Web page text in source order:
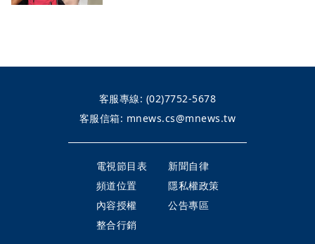
客服專線: (02)7752-5678
客服信箱: mnews.cs@mnews.tw
電視節目表
新聞自律
頻道位置
隱私權政策
內容授權
公告專區
整合行銷